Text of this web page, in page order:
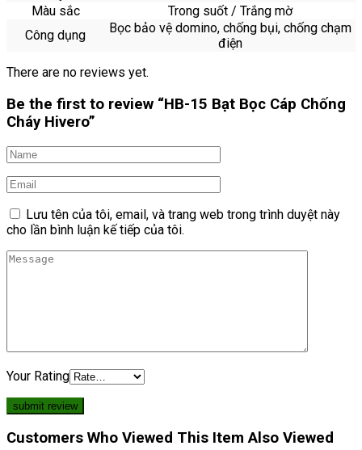
Màu sắc
Trong suốt / Trắng mờ
Công dụng
Bọc bảo vệ domino, chống bụi, chống chạm
điện
There are no reviews yet.
Be the first to review “HB-15 Bạt Bọc Cáp Chống
Cháy Hivero”
Lưu tên của tôi, email, và trang web trong trình duyệt này
cho lần bình luận kế tiếp của tôi.
Your Rating
Customers Who Viewed This Item Also Viewed